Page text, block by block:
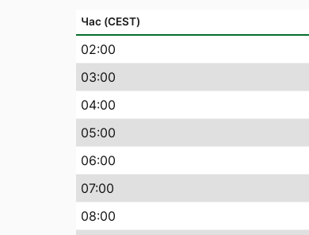
Час (CEST)
02:00
03:00
04:00
05:00
06:00
07:00
08:00